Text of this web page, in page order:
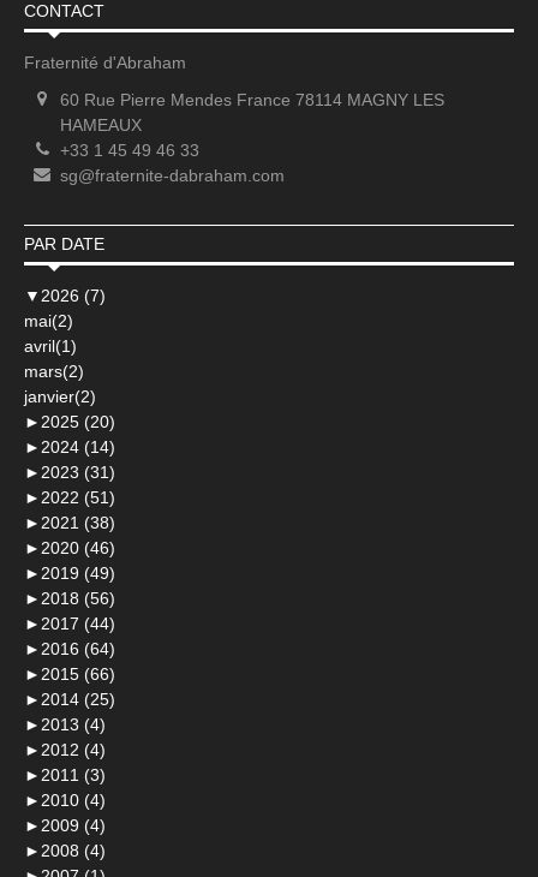
CONTACT
Fraternité d'Abraham
60 Rue Pierre Mendes France 78114 MAGNY LES
HAMEAUX
+33 1 45 49 46 33
sg@fraternite-dabraham.com
PAR DATE
▼ 2026 (7)
mai(2)
avril(1)
mars(2)
janvier(2)
► 2025 (20)
► 2024 (14)
► 2023 (31)
► 2022 (51)
► 2021 (38)
► 2020 (46)
► 2019 (49)
► 2018 (56)
► 2017 (44)
► 2016 (64)
► 2015 (66)
► 2014 (25)
► 2013 (4)
► 2012 (4)
► 2011 (3)
► 2010 (4)
► 2009 (4)
► 2008 (4)